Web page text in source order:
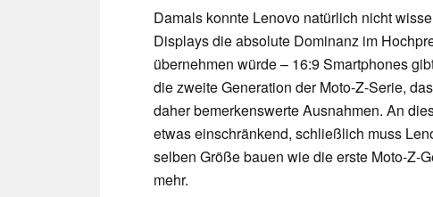
Damals konnte Lenovo natürlich nicht
Displays die absolute Dominanz im
übernehmen würde – 16:9 Smartphones
die zweite Generation der Moto-Z-Serie, das
daher bemerkenswerte Ausnahmen. An
etwas einschränkend, schließlich muss
selben Größe bauen wie die erste Moto-Z-
mehr.